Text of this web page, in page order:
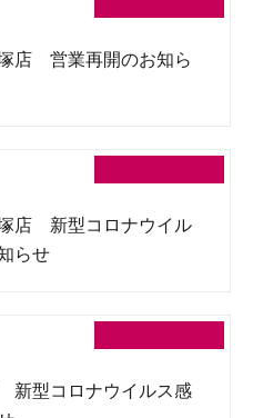
店 営業再開のお知ら
店 新型コロナウイル
らせ
新型コロナウイルス感